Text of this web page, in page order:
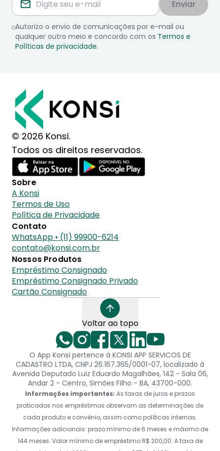
Enviar
Autorizo o envio de comunicações por e-mail ou
qualquer outro meio e concordo com os Termos e
Políticas de privacidade.
© 2026 Konsi.
Todos os direitos reservados.
Sobre
A Konsi
Termos de Uso
Política de Privacidade
Contato
WhatsApp • (11) 99900-6214
contato@konsi.com.br
Nossos Produtos
Empréstimo Consignado
Empréstimo Consignado Privado
Cartão Consignado
Voltar ao topo
O App Konsi pertence à KONSI APP SERVICOS DE
CADASTRO LTDA, CNPJ 26.167.365/0001-07, localizado à
Avenida Deputado Luiz Eduardo Magalhães, 142 - Sala 06,
Andar 2 - Centro, Simões Filho - BA, 43700-000.
Informações importantes: As taxas de juros e prazos
praticados nos empréstimos observam as determinações de
cada produto e convênio, assim como políticas internas.
Informações adicionais: prazo mínimo de 6 meses e máximo de
144 meses. Valor mínimo de empréstimo R$ 200,00. A taxa de